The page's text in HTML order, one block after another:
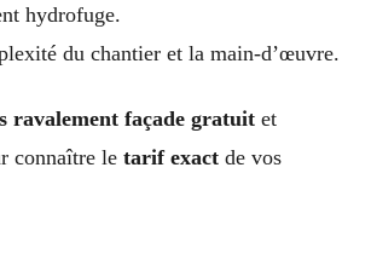
hydrofuge.
du chantier et la main-d’œuvre.
ravalement façade gratuit et
connaître le tarif exact de vos